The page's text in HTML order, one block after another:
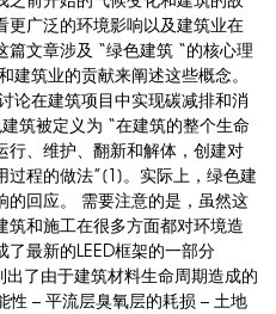
更广泛的环境影响以及建筑业在
文章涉及 “绿色建筑 “的核心理
筑业的贡献来阐述这些概念。
论在建筑项目中实现碳减排和消
筑被定义为 “在建筑的整个生命
行、维护、翻新和解体，创建对
过程的做法”[1]。实际上，绿色建
的回应。 需要注意的是，虽然这
和施工在很多方面都对环境造
最新的LEED框架的一部分
出了由于建筑材料生命周期造成的
性 – 平流层臭氧层的耗损 – 土地